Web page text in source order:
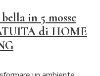
in 5 mosse
di HOME